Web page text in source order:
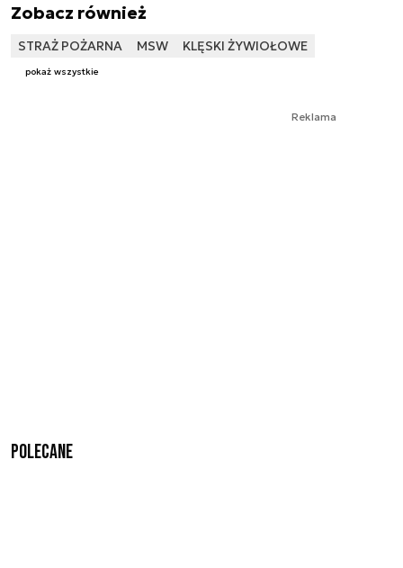
Zobacz również
STRAŻ POŻARNA MSW KLĘSKI ŻYWIOŁOWE
pokaż wszystkie
Reklama
Polecane